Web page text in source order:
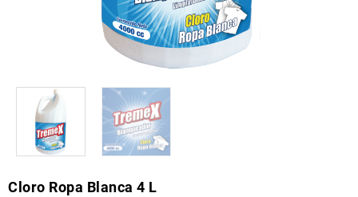
Cloro Ropa Blanca 4 L